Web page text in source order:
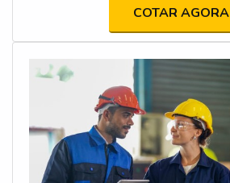
COTAR AGORA